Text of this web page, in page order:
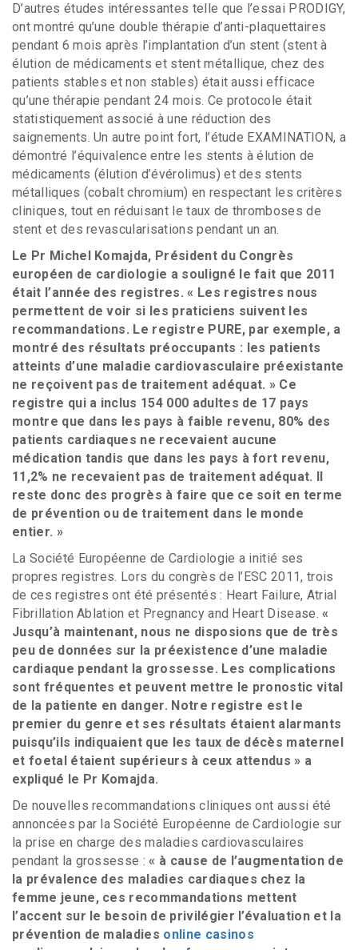
D’autres études intéressantes telle que l’essai PRODIGY,
ont montré qu’une double thérapie d’anti-plaquettaires
pendant 6 mois après l’implantation d’un stent (stent à
élution de médicaments et stent métallique, chez des
patients stables et non stables) était aussi efficace
qu’une thérapie pendant 24 mois. Ce protocole était
statistiquement associé à une réduction des
saignements. Un autre point fort, l’étude EXAMINATION, a
démontré l’équivalence entre les stents à élution de
médicaments (élution d’évérolimus) et des stents
métalliques (cobalt chromium) en respectant les critères
cliniques, tout en réduisant le taux de thromboses de
stent et des revascularisations pendant un an.
Le Pr Michel Komajda, Président du Congrès
européen de cardiologie a souligné le fait que 2011
était l’année des registres. « Les registres nous
permettent de voir si les praticiens suivent les
recommandations. Le registre PURE, par exemple, a
montré des résultats préoccupants : les patients
atteints d’une maladie cardiovasculaire préexistante
ne reçoivent pas de traitement adéquat. » Ce
registre qui a inclus 154 000 adultes de 17 pays
montre que dans les pays à faible revenu, 80% des
patients cardiaques ne recevaient aucune
médication tandis que dans les pays à fort revenu,
11,2% ne recevaient pas de traitement adéquat. Il
reste donc des progrès à faire que ce soit en terme
de prévention ou de traitement dans le monde
entier. »
La Société Européenne de Cardiologie a initié ses
propres registres. Lors du congrès de l’ESC 2011, trois
de ces registres ont été présentés : Heart Failure, Atrial
Fibrillation Ablation et Pregnancy and Heart Disease.«
Jusqu’à maintenant, nous ne disposions que de très
peu de données sur la préexistence d’une maladie
cardiaque pendant la grossesse. Les complications
sont fréquentes et peuvent mettre le pronostic vital
de la patiente en danger. Notre registre est le
premier du genre et ses résultats étaient alarmants
puisqu’ils indiquaient que les taux de décès maternel
et foetal étaient supérieurs à ceux attendus » a
expliqué le Pr Komajda.
De nouvelles recommandations cliniques ont aussi été
annoncées par la Société Européenne de Cardiologie sur
la prise en charge des maladies cardiovasculaires
pendant la grossesse :« à cause de l’augmentation de
la prévalence des maladies cardiaques chez la
femme jeune, ces recommandations mettent
l’accent sur le besoin de privilégier l’évaluation et la
prévention de maladies online casinos